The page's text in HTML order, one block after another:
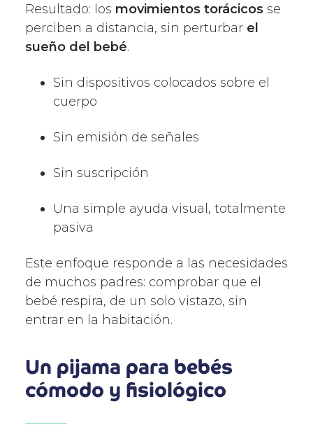
Resultado: los movimientos torácicos se
perciben a distancia, sin perturbar el
sueño del bebé.
Sin dispositivos colocados sobre el
cuerpo
Sin emisión de señales
Sin suscripción
Una simple ayuda visual, totalmente
pasiva
Este enfoque responde a las necesidades
de muchos padres: comprobar que el
bebé respira, de un solo vistazo, sin
entrar en la habitación.
Un pijama para bebés
cómodo y fisiológico